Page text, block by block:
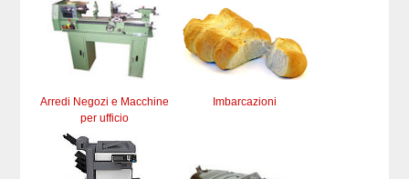
Arredi Negozi e Macchine
per ufficio
Imbarcazioni